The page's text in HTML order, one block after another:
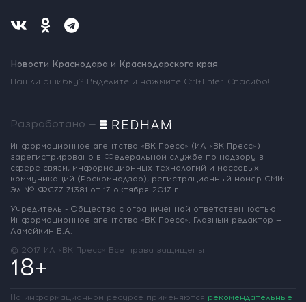
Новости Краснодара и Краснодарского края
Нашли ошибку? Выделите и нажмите Ctrl+Enter. Спасибо!
Разработано —
Информационное агентство «ВК Пресс» (ИА «ВК Пресс»)
зарегистрировано в Федеральной службе по надзору в
сфере связи, информационных технологий и массовых
коммуникаций (Роскомнадзор), регистрационный номер СМИ:
Эл № ФС77-71381 от 17 октября 2017 г.
Учредитель - Общество с ограниченной ответственностью
Информационное агентство «ВК Пресс». Главный редактор —
Ламейкин В.А.
@ 2017 ИА «ВК Пресс» Все права защищены
18+
На информационном ресурсе применяются рекомендательные